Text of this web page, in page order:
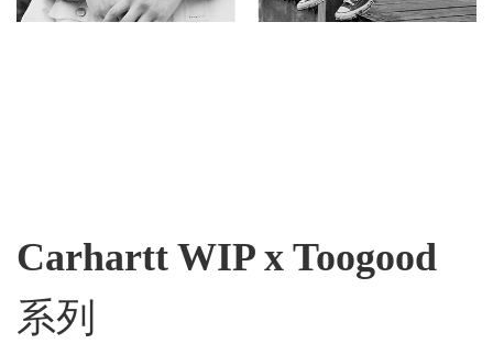
Carhartt WIP x Toogood
系列